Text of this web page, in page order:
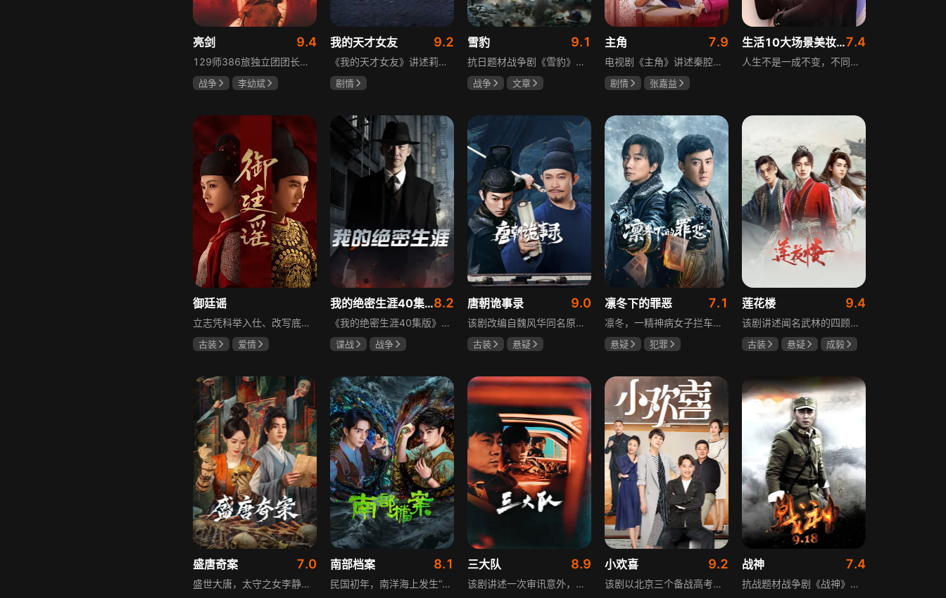
亮剑 9.4
129师386旅独立团团长李云龙敢想敢干、不按规矩办事，脾气火爆性格直爽，带领独立团展现出敢于拼杀的劲头，接连击败坂田连队、山崎大队、山本部队，名声大噪却因屡次犯规遭贬斥。抗战时期他与国军358团团长楚云飞惺惺相惜，徐蚌会战中一较高下双双重伤，养病期间李云龙与护士田雨相恋，两人及亲人战友历经国家沧桑巨变。
战争
李幼斌
我的天才女友 9.2
《我的天才女友》讲述莉拉和莱侬这对好朋友的童年与少年时代。故事从友情开始，描绘女性友情的微妙变化——她们相互支持、妒忌和猜疑，又不断向外拓展，在与外部世界的试探中为自己塑形。莉拉聪明漂亮，莱侬羡慕她的天赋与决断力，两人都视对方为隐秘镜子，暗暗角力，展现女性成长中的复杂关系与自我探寻。
剧情
玛格丽塔·马祖可
雪豹 9.1
抗日题材战争剧《雪豹》讲述抗日女学生陈怡是一个在革命道路上逐渐成长起来的优秀青年。从慷慨激昂的热血学生，到成熟稳重的革命战士，甚至执行任务的时候还要扮演性格大胆奔放的交际花，打入到敌人内部获取情报。在做情报工作时，与搭档张楚扮假夫妻，多次身陷险境命悬一线。周卫国原本是一名玩世不恭的富家子弟，却不乏热血，抗战时为了保护初恋女友，举枪杀了一名日本人，由此改名换姓走上了革命道路，从国民党中央军校到德国军校，再到回国创建中国第一支特战部队，成为了一个真正的传奇英雄。
战争
文章
主角 7.9
电视剧《主角》讲述秦腔名伶忆秦娥阴差阳错被舅舅胡三元带入剧团，历经近半个世纪兴衰起伏，从牧羊女成长为一代秦腔名伶的故事，剧集以秦腔发展为脉络映射大历史起落，反映中国社会四十年变迁中普通人的情感生活与命运，展现传统艺术传承与时代变迁的交织。
剧情
张嘉益
生活10大场景美妆秘籍7.4
人生不是一成不变，不同的场合不同的角色，适宜的妆容造型往往能帮助人们建立自信、破冰社交，开启一个良好开端，做到事半功倍。姜月辉老师亲自打造的《10大生活场景角色妆容课程》，将针对不同的生活场景和角色需求，教授相应的妆容造型技巧，让学员轻松驾驭每个人生角色，打造出适合自己的妆容，提升个人形象和气质。
御廷谣
立志凭科举入仕、改写底层命运的孤女孟廷辉因意外结识微服私访的少年新帝英寡，二人联手铲除沙州官匪，英寡赏识其胆识智谋，暗中助力她赴京赶考。孟廷辉入京后遭科举舞弊构陷，凭智勇自证清白，被英寡破格任命为察闻院主事，清查虎啸帮、晚香阁等黑恶势力，逐步牵出血月会复国阴谋与朝堂权斗。二人从君臣知己渐生情愫，历经身世谜团、朝堂阻力与边境战乱，最终平定叛乱、整肃朝纲，携手共护江山万民。
古装
爱情
我的绝密生涯40集版8.2
《我的绝密生涯40集版》以1931年东北为背景，苏联特使引发暗杀行动，商人关郁达卷入被重伤失踪，妻子谭梓君带家人在新京安顿。八年后关郁达打入日本特务机关为我党提供情报，与谭梓君相遇却因身份不能相认，谭梓君心中充满怀疑。
谍战
战争
唐朝诡事录 9.0
该剧改编自魏风华同名原著，讲述繁华大唐盛世下发生的一系列奇闻异事。长安金吾卫中郎将卢凌风与狄公亲传弟子苏无名携手，共破《长安红茶》《石桥图》等九个诡异案件，从新娘失踪案到宫廷秘闻，从朝堂到乡间，他们在破案过程中相互了解，逐渐成长，共同守护苍生，担负起挽救社稷于危急的使命。
古装
悬疑
凛冬下的罪恶 7.1
凛冬，一精神病女子拦车报案，称丈夫杀人，刑警沈栋梁吴红兵由此揭开系列碎尸案真相。然而风浪未平，储蓄所抢劫杀人案，少女失踪案，流窜抢车案接连发生，沈栋梁与吴红兵追凶之际，竟牵出改变二人命运的人性悲剧。
悬疑
犯罪
莲花楼 9.4
该剧讲述闻名武林的四顾门门主李相夷在一次大战后身受重伤，从此退隐江湖成为淡泊名利的“假神医”李莲花。他遇到新交方多病与旧敌笛飞声后，重新卷入江湖。江湖暗流涌动，疑团扑朔迷离，抽丝剥茧方能断出真相，一段荡气回肠的侠义情即将热血展开，展现了侠义、探案与江湖恩怨交织的精彩故事。
古装 悬疑
成毅
盛唐奇案 7.0
盛世大唐，太守之女李静澜天赋异禀，擅验尸断案，与神秘“鬼探”决明、武艺高强的捕快苏御安联手追凶，揭开一桩桩离奇悬案：双生姐妹的生死置换、跨越十七年的书生冤案、雅集会上的连环仪式杀人等。在迷雾与鲜血中，李静澜与决明暗生情愫，彼此扶持，坚守心中正道，挣脱宿命桎梏。盛世灯火之下，他们以智慧与勇气涤荡污浊，书写下一段守护正义与清明的传奇。
南部档案 8.1
民国初年，南洋海上发生“水鬼望乡”离奇命案，张家外派调查神秘事务的南部档案馆坐办张海盐、张海虾二人搭档亲往调查，却意外卷入了一个用于猎杀海外张家人的绝命死局。张海虾以自己的死谋局求解，送张海盐上了“南安号”巨轮回厦城以图他能够有一线生机，但这趟波澜诡谲的航程似乎才刚刚起航，一手遮天的军阀大佬、单纯执着的少年账房、还有十年未见的至亲故人……张海盐独自面对着接踵而至的意外，而当他踏上厦城的那一刻，真正属于两个少年的命运才初初开始转动。
三大队 8.9
该剧讲述一次审讯意外，三大队刑警程兵入狱服刑，队友受牵连脱警、降职，曾经的警界精英三大队分崩离析。十年牢狱，程兵重获自由，失去一切，而案件的犯罪嫌疑人王大勇依旧在逃。穿一天警服，终身是正义，不甘化作执着，利刃再次出鞘，程兵和三大队的兄弟重新集结踏上追凶之路，在孤独漫长的旅途中配合警方千里追凶，也在这苦行僧一样的历程中重新找到人生的坐标和生命的意义。本片根据原载于“网易人间”作者深蓝的《请转告局长，三大队任务完成》改编。
小欢喜 9.2
该剧以北京三个备战高考的家庭为核心，讲述童文洁与方一凡、宋倩与乔英子、季胜利与季杨杨这几组亲子，在升学压力下，围绕成绩、陪伴、沟通等问题产生的矛盾与磨合，展现了中年家长与青春期孩子共同成长的温馨故事。
战神 7.4
抗战题材战争剧《战神》讲述太行山一带，八路军游击队司令龙大谷骁勇善战、机智过人，15岁就参加了红军，身经百战，被军中将士们奉为“战神”。抗日战争爆发前，龙大谷因在抗大学习期间为替警卫员李广出头，一时冲动出手打了同期学员张道平，受了处分。以至于在红军缩编为八路军之时，龙大谷从原来的红军副师长降为游击队司令，随行上任的只有警卫员李广和参谋刘水泉二人，以及上级领导田烽给他的五十块大洋。即便如此，龙大谷依然不屈不挠，硬是在山西这块热土上平地拉起一支敢打、能拼、必胜，号称“龙支队”的作战队伍，凭借丰富的作战经验打赢了一场又一场的恶战，威震敌方！